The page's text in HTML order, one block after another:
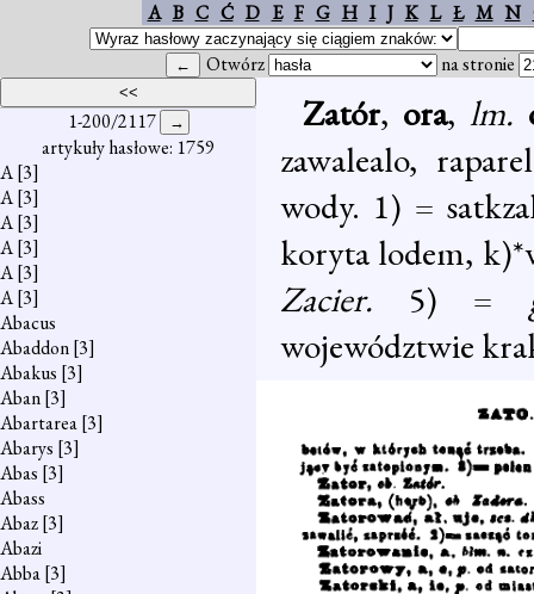
A B C Ć D E F G H I J K L Ł M N
Otwórz na stronie
1-200/2117
artykuły hasłowe: 1759
A[3]
A[3]
A[3]
A[3]
A[3]
A[3]
Abacus
Abaddon[3]
Abakus [3]
Aban[3]
Abartarea[3]
Abarys [3]
Abas [3]
Abass
Abaz[3]
Abazi
Abba[3]
Zatór, ora, lm.
zawalealo,
wody. 1) =
koryta lodem,
Zacier. 5) =
województwie